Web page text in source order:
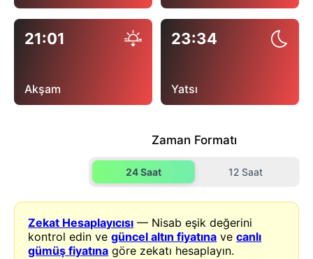
21:01
Akşam
23:34
Yatsı
Zaman Formatı
24 Saat 12 Saat
Zekat Hesaplayıcısı — Nisab eşik değerini
kontrol edin vegüncel altın fiyatına vecanlı
gümüş fiyatına göre zekatı hesaplayın.